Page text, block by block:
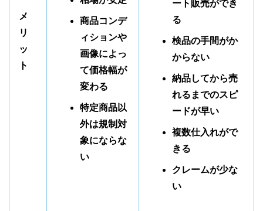
メ
リ
ッ
ト
商品コンデ
ィションや
画像によっ
て価格幅が
変わる
特定商品以
外は規制対
象にならな
い
ート販売ができ
る
検品の手間がか
からない
納品してから売
れるまでのスピ
ードが早い
複数仕入れがで
きる
クレームが少な
い